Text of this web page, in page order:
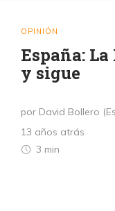
OPINIÓN
España:
y sigue
por David Bollero
13 años atrás
3 min